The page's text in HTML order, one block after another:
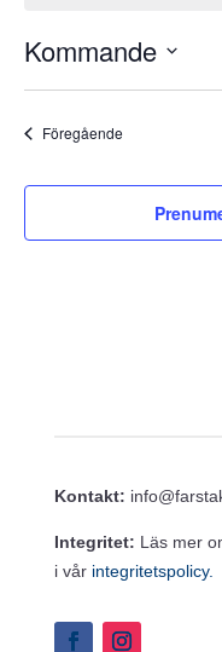
Kommande
FöregåendeEvenemang
Kontakt:
Integritet: Läs mer
i vår integritetspolicy.